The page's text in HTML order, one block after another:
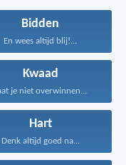
Bidden
En wees altijd blij!...
Kwaad
je niet overwinnen...
Hart
Denk altijd goed na...